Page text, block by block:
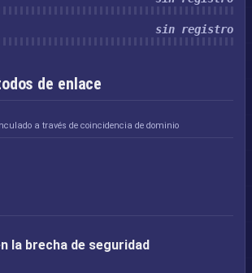
sin registro
de enlace
a través de coincidencia de dominio
la brecha de seguridad